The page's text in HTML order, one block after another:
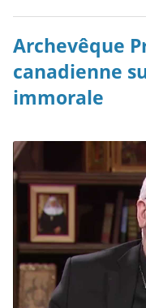
Archevêque
canadienne
immorale